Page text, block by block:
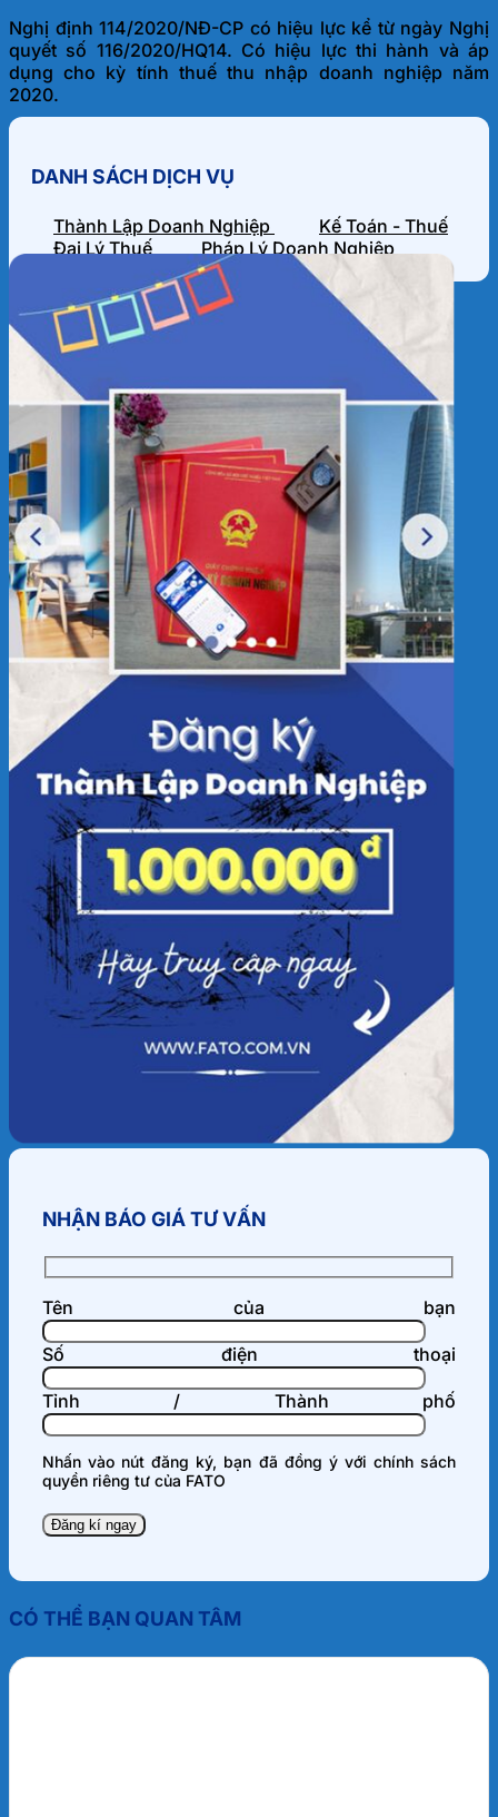
Nghị định 114/2020/NĐ-CP có hiệu lực kể từ ngày Nghị
quyết số 116/2020/HQ14. Có hiệu lực thi hành và áp
dụng cho kỳ tính thuế thu nhập doanh nghiệp năm
2020.
DANH SÁCH DỊCH VỤ
Thành Lập Doanh Nghiệp
Kế Toán - Thuế
Đại Lý Thuế
Pháp Lý Doanh Nghiệp
HỒ SƠ NĂNG LỰC
NHẬN BÁO GIÁ TƯ VẤN
Tên của bạn
Số điện thoại
Tỉnh / Thành phố
Nhấn vào nút đăng ký, bạn đã đồng ý với chính sách
quyền riêng tư của FATO
CÓ THỂ BẠN QUAN TÂM